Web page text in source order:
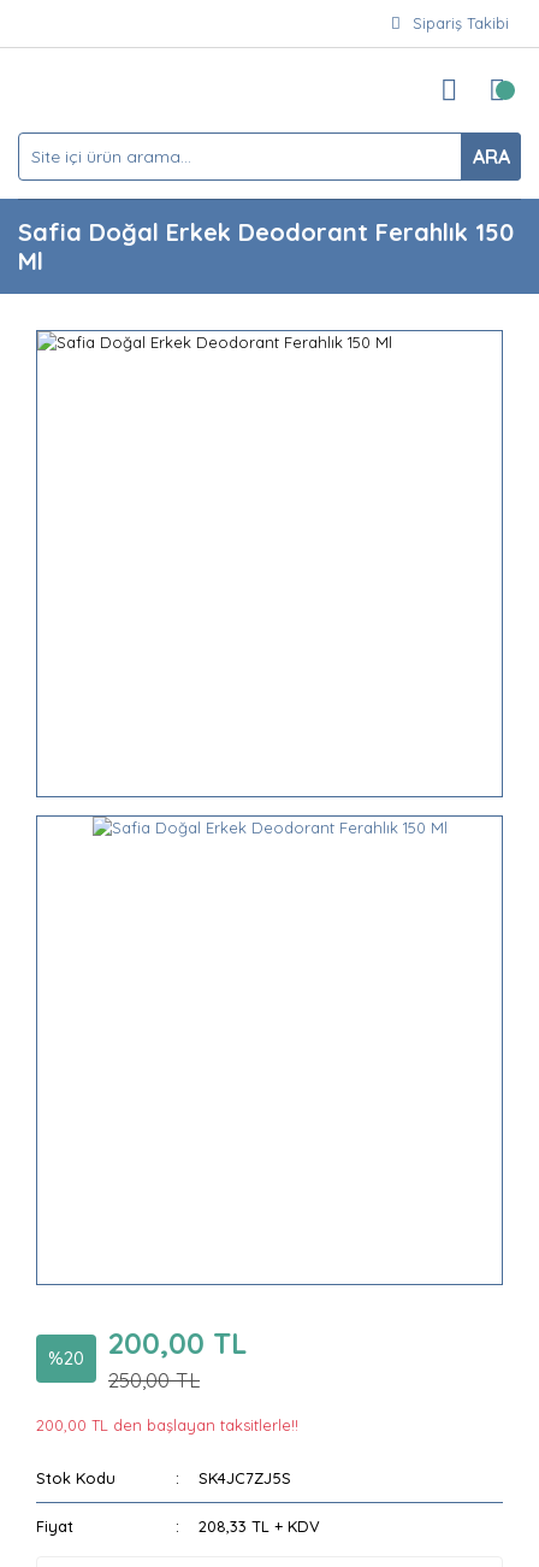
Sipariş Takibi
ARA
Safia Doğal Erkek Deodorant Ferahlık 150
Ml
%20 200,00 TL
250,00 TL
200,00 TL den başlayan taksitlerle!!
Stok Kodu SK4JC7ZJ5S
Fiyat 208,33 TL + KDV